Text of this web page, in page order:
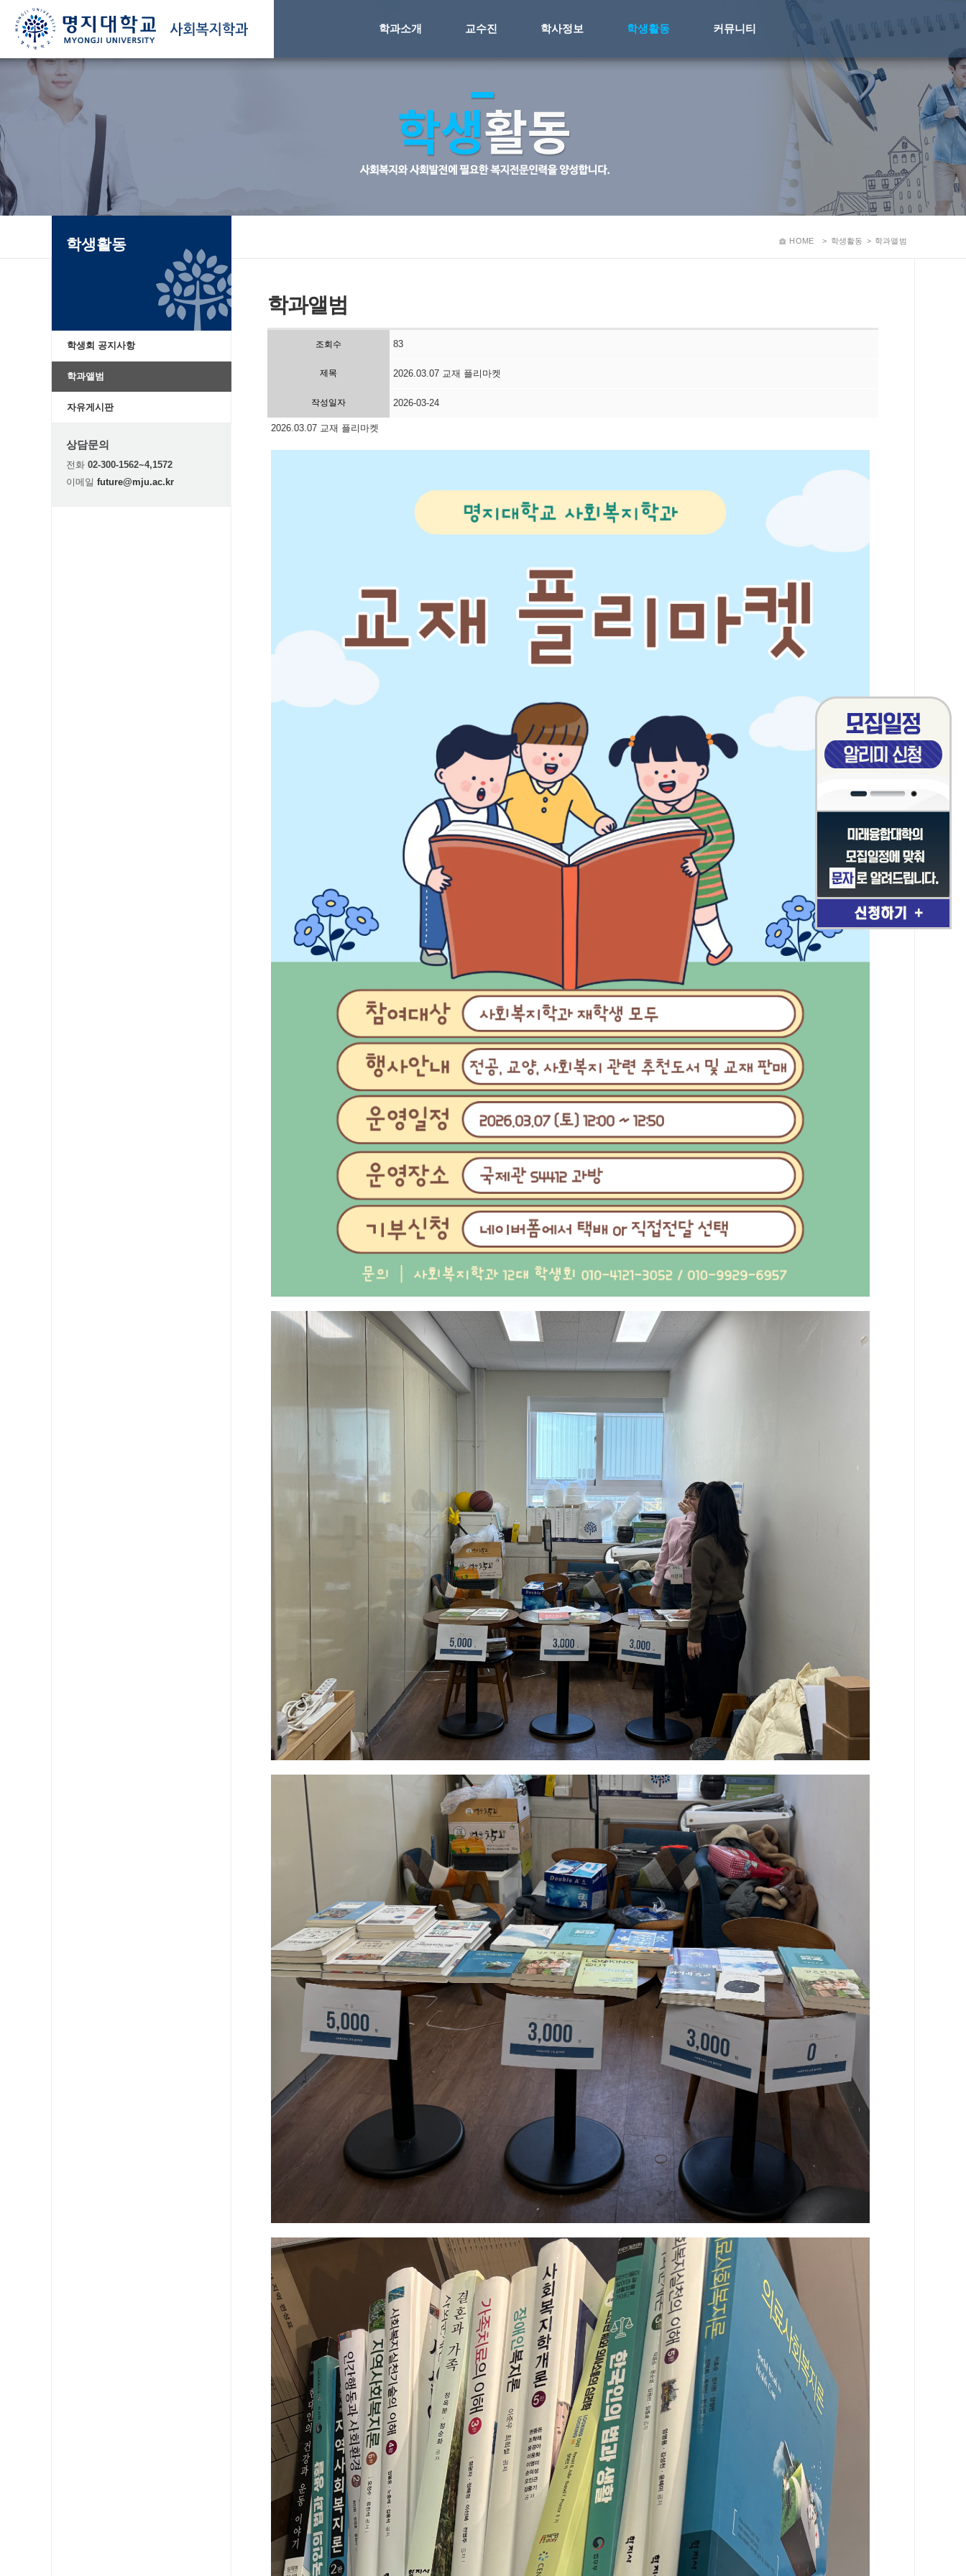
학과소개 교수진 학사정보 학생활동 커뮤니티
학생활동
학생회 공지사항
학과앨범
자유게시판
상담문의
전화 02-300-1562~4,1572
이메일 future@mju.ac.kr
학과앨범
HOME > 학생활동 > 학과앨범
조회수 83
제목 2026.03.07 교재 플리마켓
작성일자 2026-03-24
2026.03.07 교재 플리마켓